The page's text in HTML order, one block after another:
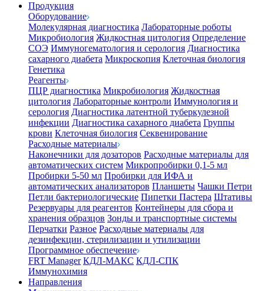
Продукция
Оборудование
Молекулярная диагностика Лабораторные роботы
Микробиология Жидкостная цитология Определение
СОЭ Иммуногематология и серология Диагностика
сахарного диабета Микроскопия Клеточная биология
Генетика
Реагенты
ПЦР диагностика Микробиология Жидкостная
цитология Лабораторные контроли Иммунология и
серология Диагностика латентной туберкулезной
инфекции Диагностика сахарного диабета Группы
крови Клеточная биология Секвенирование
Расходные материалы
Наконечники для дозаторов Расходные материалы для
автоматических систем Микропробирки 0,1-5 мл
Пробирки 5-50 мл Пробирки для ИФА и
автоматических анализаторов Планшеты Чашки Петри
Петли бактериологические Пипетки Пастера Штативы
Резервуары для реагентов Контейнеры для сбора и
хранения образцов Зонды и транспортные системы
Перчатки Разное Расходные материалы для
дезинфекции, стерилизации и утилизации
Программное обеспечение
FRT Manager КДЛ-МАКС КДЛ-СПК
Иммунохимия
Направления